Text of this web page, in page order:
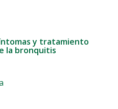
y tratamiento
la bronquitis